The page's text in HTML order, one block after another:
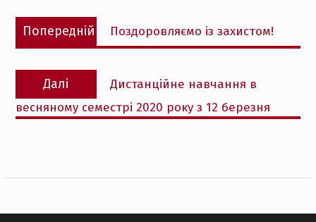
Навігація
записів
Попередній
Попередній
запис:
Поздоровляємо із захистом!
Далі
Наступний
запис:
Дистанційне навчання в
весняному семестрі 2020 року з 12 березня